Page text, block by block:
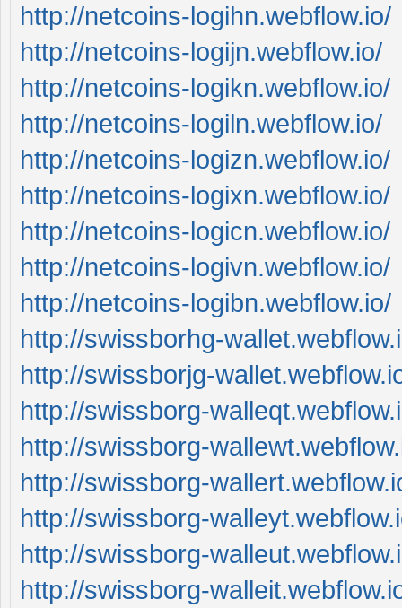
http://netcoins-logihn.webflow.io/
http://netcoins-logijn.webflow.io/
http://netcoins-logikn.webflow.io/
http://netcoins-logiln.webflow.io/
http://netcoins-logizn.webflow.io/
http://netcoins-logixn.webflow.io/
http://netcoins-logicn.webflow.io/
http://netcoins-logivn.webflow.io/
http://netcoins-logibn.webflow.io/
http://swissborhg-
http://swissborjg-
http://swissborg-
http://swissborg-
http://swissborg-
http://swissborg-
http://swissborg-
http://swissborg-